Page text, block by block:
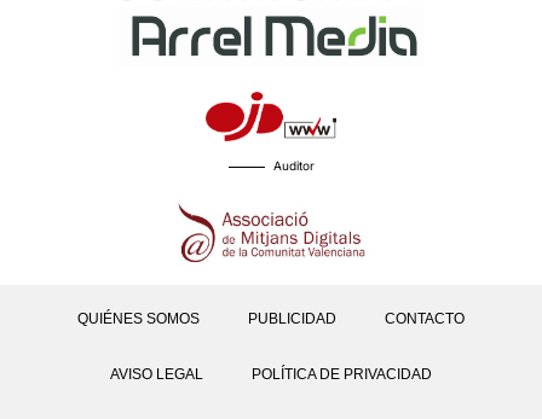
Auditor
QUIÉNES SOMOS PUBLICIDAD CONTACTO
AVISO LEGAL POLÍTICA DE PRIVACIDAD